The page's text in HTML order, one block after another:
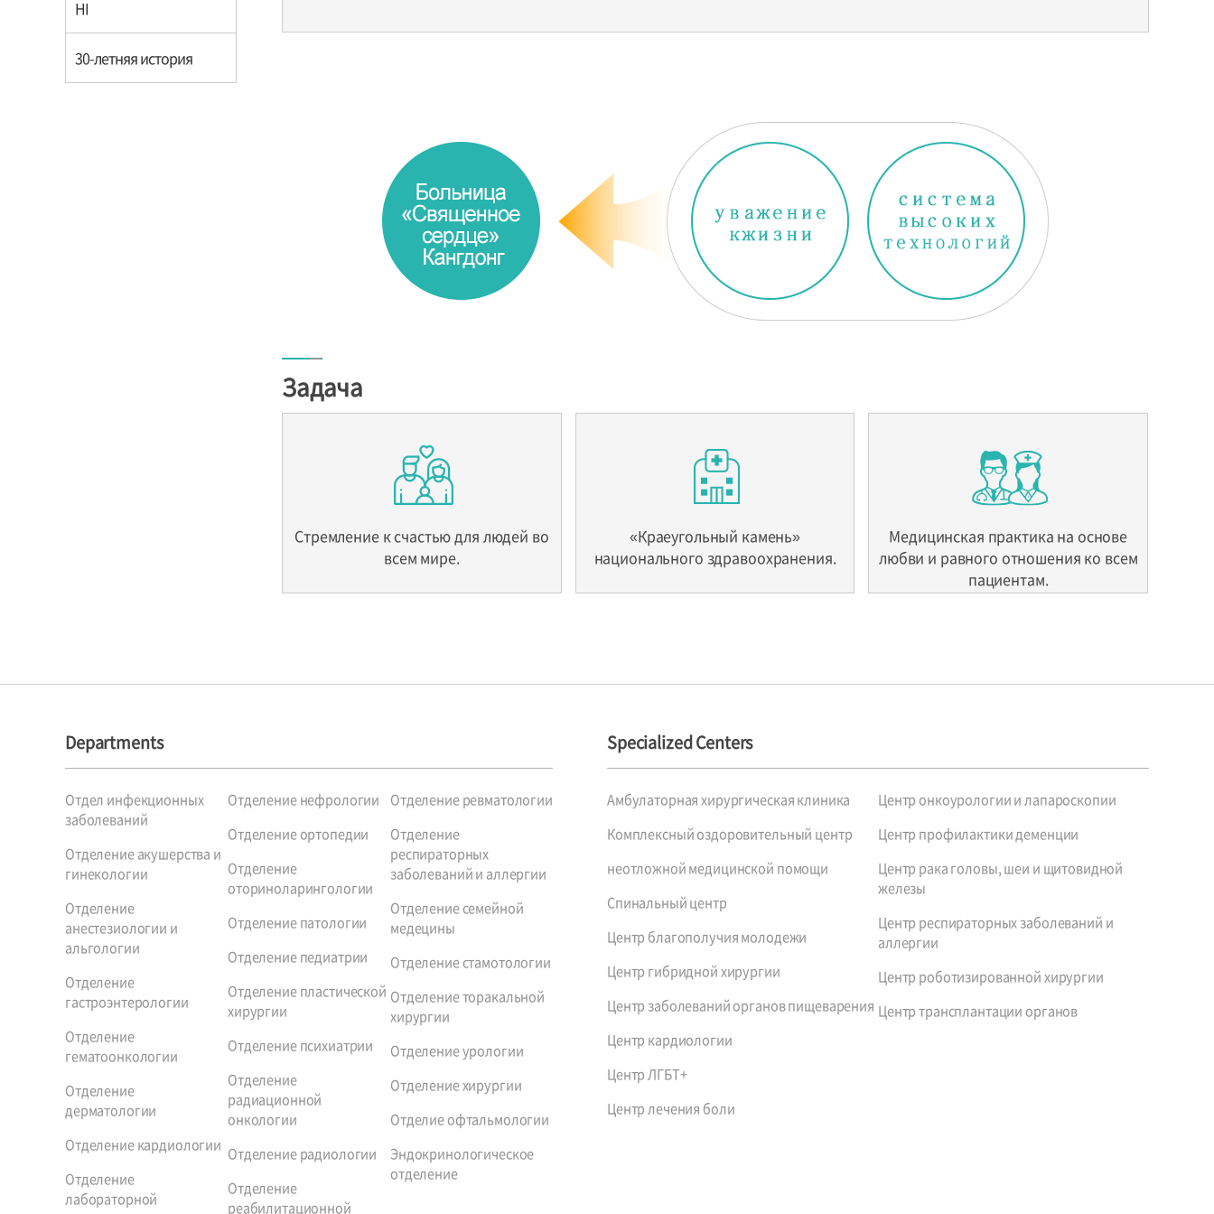
HI
30-летняя история
Задача
Стремление к счастью для людей во
всем мире.
«Краеугольный камень»
национального здравоохранения.
Медицинская практика на основе
любви и равного отношения ко всем
пациентам.
Departments
Отдел инфекционных
заболеваний
Отделение акушерства и
гинекологии
Отделение
анестезиологии и
альгологии
Отделение
гастроэнтерологии
Отделение
гематоонкологии
Отделение
дерматологии
Отделение кардиологии
Отделение
лабораторной
Отделение нефрологии
Отделение ортопедии
Отделение
оториноларингологии
Отделение патологии
Отделение педиатрии
Отделение пластической
хирургии
Отделение психиатрии
Отделение
радиационной
онкологии
Отделение радиологии
Отделение
реабилитационной
Отделение ревматологии
Отделение
респираторных
заболеваний и аллергии
Отделение семейной
медецины
Отделение стамотологии
Отделение торакальной
хирургии
Отделение урологии
Отделение хирургии
Отделие офтальмологии
Эндокринологическое
отделение
Specialized Centers
Амбулаторная хирургическая клиника
Комплексный оздоровительный центр
неотложной медицинской помощи
Спинальный центр
Центр благополучия молодежи
Центр гибридной хирургии
Центр заболеваний органов пищеварения
Центр кардиологии
Центр ЛГБТ+
Центр лечения боли
Центр онкоурологии и лапароскопии
Центр профилактики деменции
Центр рака головы, шеи и щитовидной
железы
Центр респираторных заболеваний и
аллергии
Центр роботизированной хирургии
Центр трансплантации органов